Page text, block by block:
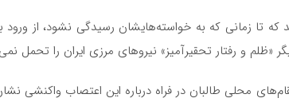
که تا زمانی که به خواسته‌هایشان رسیدگی نشود، از ورود
«ظلم و رفتار تحقیرآمیز» نیروهای مرزی ایران را تحمل
محلی طالبان در فراه درباره این اعتصاب واکنشی